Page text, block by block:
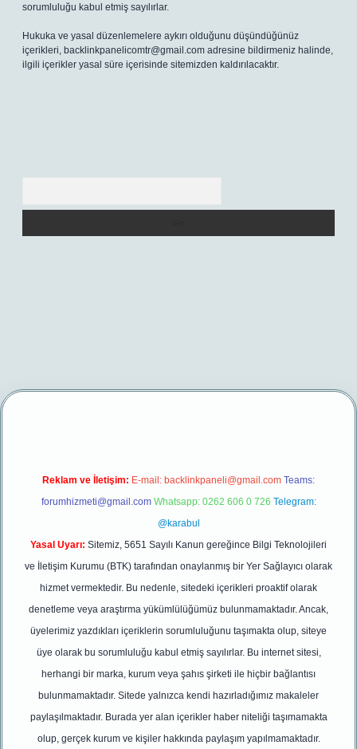
sorumluluğu kabul etmiş sayılırlar.
Hukuka ve yasal düzenlemelere aykırı olduğunu düşündüğünüz
içerikleri, backlinkpanelicomtr@gmail.com adresine bildirmeniz halinde,
ilgili içerikler yasal süre içerisinde sitemizden kaldırılacaktır.
betexper yeni giriş
Reklam ve İletişim: E-mail: backlinkpaneli@gmail.com Teams:
forumhizmeti@gmail.com Whatsapp: 0262 606 0 726 Telegram:
@karabul
Yasal Uyarı: Sitemiz, 5651 Sayılı Kanun gereğince Bilgi Teknolojileri
ve İletişim Kurumu (BTK) tarafından onaylanmış bir Yer Sağlayıcı olarak
hizmet vermektedir. Bu nedenle, sitedeki içerikleri proaktif olarak
denetleme veya araştırma yükümlülüğümüz bulunmamaktadır. Ancak,
üyelerimiz yazdıkları içeriklerin sorumluluğunu taşımakta olup, siteye
üye olarak bu sorumluluğu kabul etmiş sayılırlar. Bu internet sitesi,
herhangi bir marka, kurum veya şahıs şirketi ile hiçbir bağlantısı
bulunmamaktadır. Sitede yalnızca kendi hazırladığımız makaleler
paylaşılmaktadır. Burada yer alan içerikler haber niteliği taşımamakta
olup, gerçek kurum ve kişiler hakkında paylaşım yapılmamaktadır.